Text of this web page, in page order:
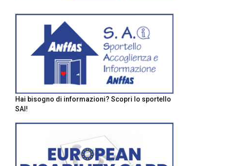
Hai bisogno di informazioni? Scopri lo sportello
SAI!